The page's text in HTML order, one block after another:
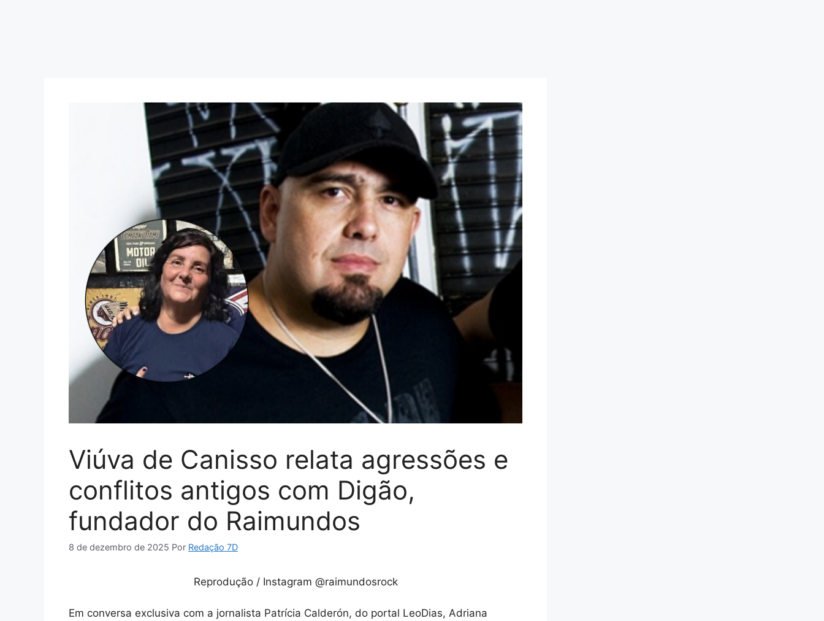
Viúva de Canisso relata agressões e
conflitos antigos com Digão,
fundador do Raimundos
8 de dezembro de 2025 Por Redação 7D
Reprodução / Instagram @raimundosrock
Em conversa exclusiva com a jornalista Patrícia Calderón, do portal LeoDias, Adriana